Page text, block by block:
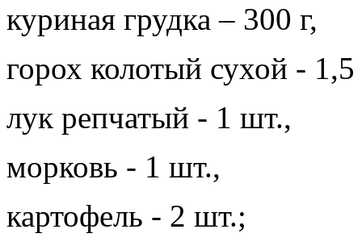
куриная грудка – 300 г,
горох колотый сухой - 1,5
лук репчатый - 1 шт.,
морковь - 1 шт.,
картофель - 2 шт.;